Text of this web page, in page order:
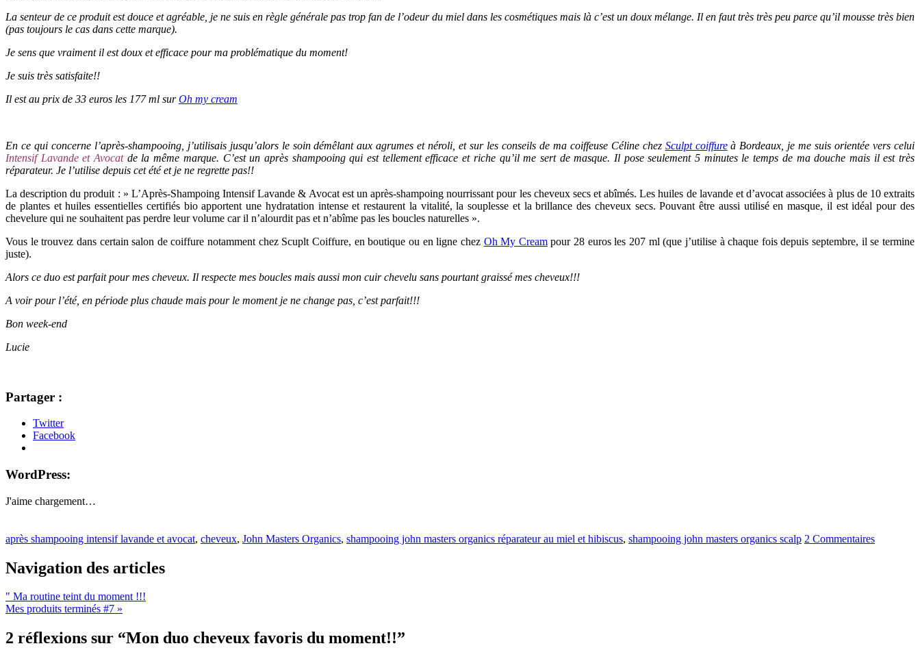
La senteur de ce produit est douce et agréable, je ne suis en règle générale pas trop fan de l’odeur du miel dans les cosmétiques mais là c’est un doux mélange. Il en faut très très peu parce qu’il mousse très bien
(pas toujours le cas dans cette marque).
Je sens que vraiment il est doux et efficace pour ma problématique du moment!
Je suis très satisfaite!!
Il est au prix de 33 euros les 177 ml surOh my cream
En ce qui concerne l’après-shampooing, j’utilisais jusqu’alors le soin démêlant aux agrumes et néroli, et sur les conseils de ma coiffeuse Céline chez Sculpt coiffureà Bordeaux, je me suis orientée vers celui
Intensif Lavande et Avocatde la même marque. C’est un après shampooing qui est tellement efficace et riche qu’il me sert de masque. Il pose seulement 5 minutes le temps de ma douche mais il est très
réparateur. Je l’utilise depuis cet été et je ne regrette pas!!
La description du produit : » L’Après-Shampoing Intensif Lavande & Avocat est un après-shampoing nourrissant pour les cheveux secs et abîmés. Les huiles de lavande et d’avocat associées à plus de 10 extraits
de plantes et huiles essentielles certifiés bio apportent une hydratation intense et restaurent la vitalité, la souplesse et la brillance des cheveux secs. Pouvant être aussi utilisé en masque, il est idéal pour des
chevelure qui ne souhaitent pas perdre leur volume car il n’alourdit pas et n’abîme pas les boucles naturelles ».
Vous le trouvez dans certain salon de coiffure notamment chez Scuplt Coiffure, en boutique ou en ligne chez Oh My Creampour 28 euros les 207 ml (que j’utilise à chaque fois depuis septembre, il se termine
juste).
Alors ce duo est parfait pour mes cheveux. Il respecte mes boucles mais aussi mon cuir chevelu sans pourtant graissé mes cheveux!!!
A voir pour l’été, en période plus chaude mais pour le moment je ne change pas, c’est parfait!!!
Bon week-end
Lucie
Partager :
Twitter
Facebook
WordPress:
J'aime chargement…
après shampooing intensif lavande et avocat, cheveux, John Masters Organics, shampooing john masters organics réparateur au miel et hibiscus, shampooing john masters organics scalp 2 Commentaires
Navigation des articles
" Ma routine teint du moment !!!
Mes produits terminés #7 »
2 réflexions sur “Mon duo cheveux favoris du moment!!”